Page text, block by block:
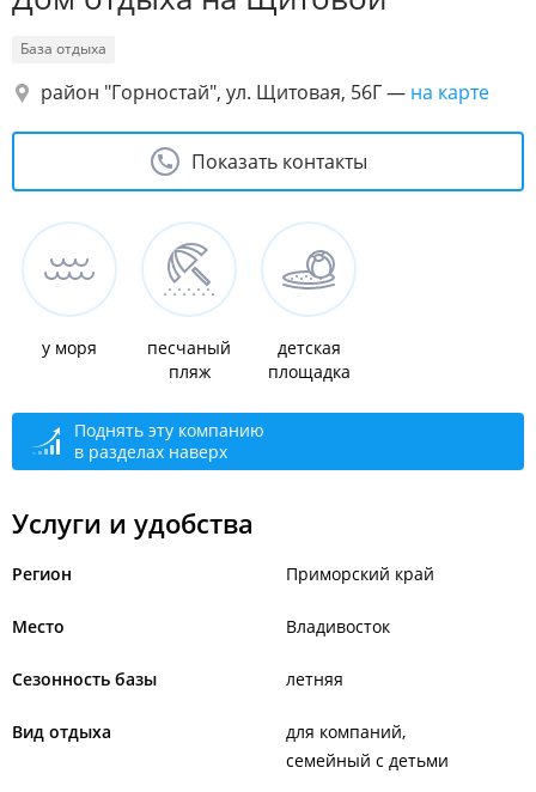
База отдыха
район "Горностай", ул. Щитовая, 56Г— на карте
Показать контакты
у моря
песчаный
пляж
детская
площадка
Поднять эту компанию
в разделах наверх
Услуги и удобства
Регион Приморский край
Место Владивосток
Сезонность базы летняя
Вид отдыха
для компаний
семейный с детьми